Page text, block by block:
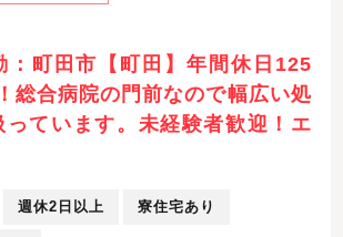
：町田市【町田】年間休日125
総合病院の門前なので幅広い処
っています。未経験者歓迎！エ
週休2日以上 寮住宅あり